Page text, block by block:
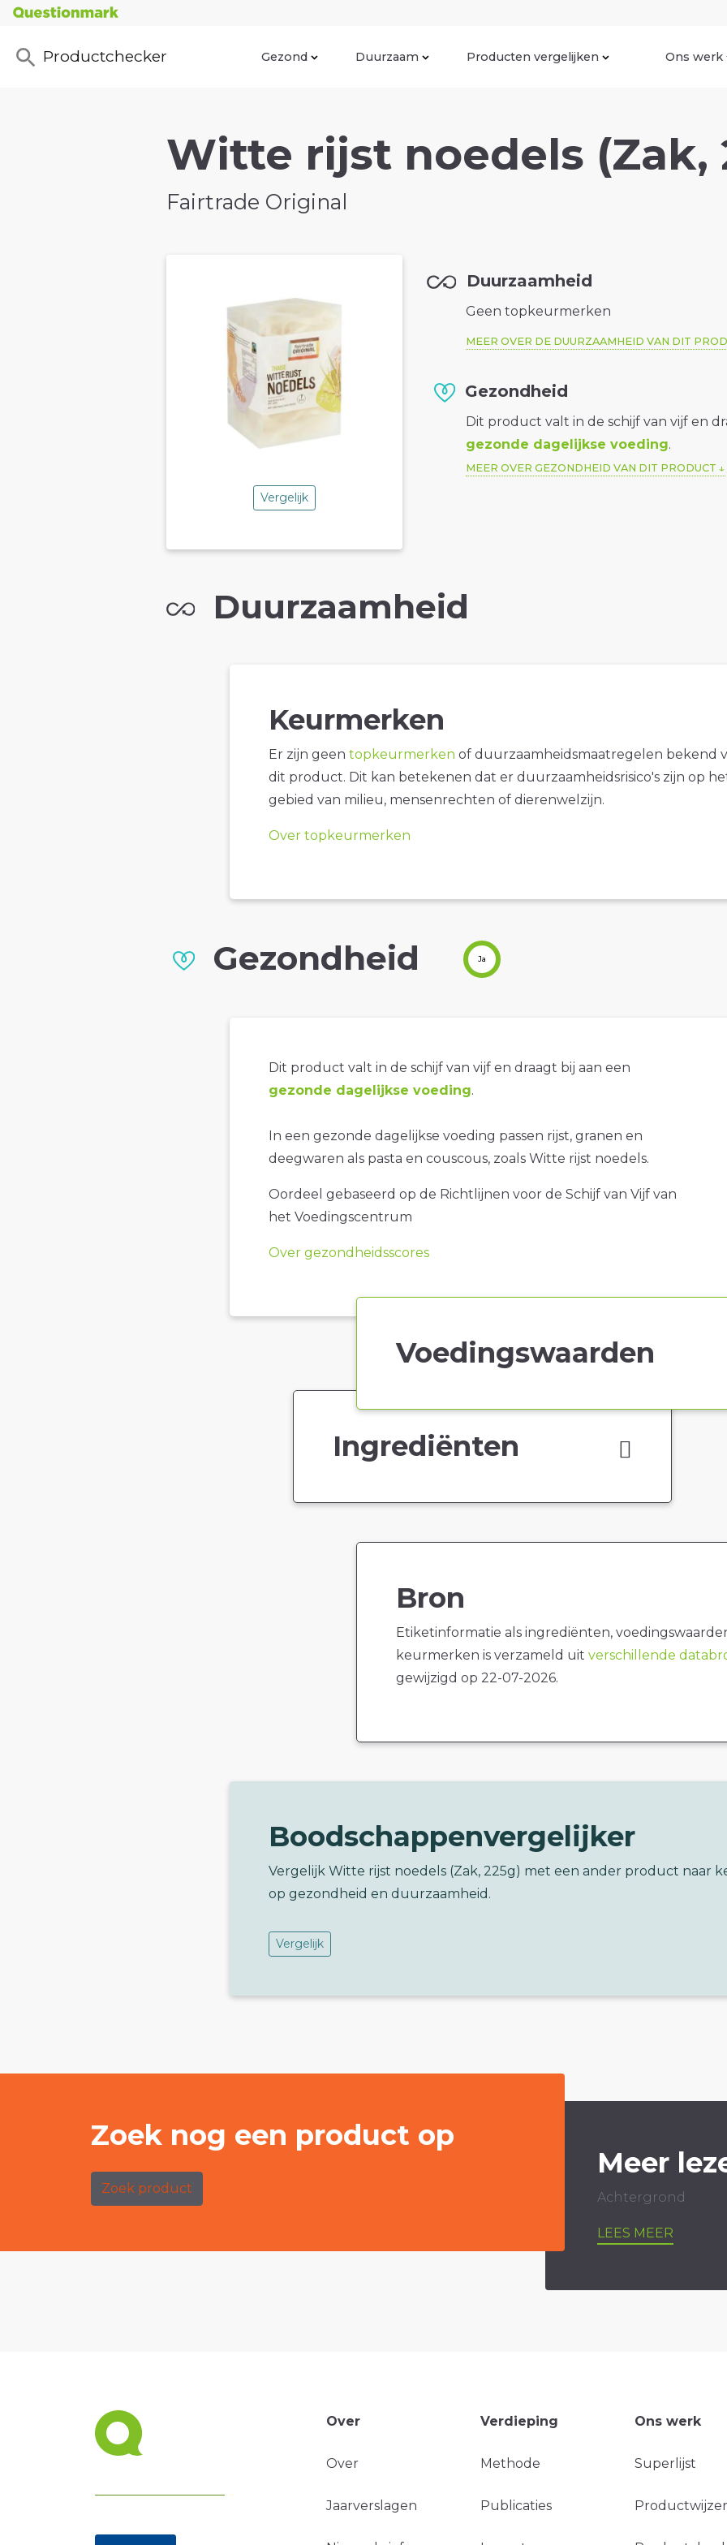
Productchecker Gezond Duurzaam Producten vergelijken Ons werk
Witte rijst noedels (Zak,
Fairtrade Original
Vergelijk
Duurzaamheid
Geen topkeurmerken
MEER OVER DE DUURZAAMHEID VAN DIT
Gezondheid
Dit product valt in de schijf van vijf en
gezonde dagelijkse voeding.
MEER OVER GEZONDHEID VAN DIT PRODUCT
Duurzaamheid
Keurmerken
Er zijn geen topkeurmerken of duurzaamheidsmaatregelen bekend
dit product. Dit kan betekenen dat er duurzaamheidsrisico's zijn op
gebied van milieu, mensenrechten of dierenwelzijn.
Over topkeurmerken
Gezondheid Ja
Dit product valt in de schijf van vijf en draagt bij aan een
gezonde dagelijkse voeding.
In een gezonde dagelijkse voeding passen rijst, granen en
deegwaren als pasta en couscous, zoals Witte rijst noedels.
Oordeel gebaseerd op de Richtlijnen voor de Schijf van Vijf van
het Voedingscentrum
Over gezondheidsscores
Voedingswaarden
Ingrediënten
Bron
Etiketinformatie als ingrediënten,
keurmerken is verzameld uit verschillende
gewijzigd op 22-07-2026.
Boodschappenvergelijker
Vergelijk Witte rijst noedels (Zak, 225g) met een ander product naar
op gezondheid en duurzaamheid.
Vergelijk
Zoek nog een product op
Zoek product
Meer
Achtergrond
LEES MEER
Over
Over
Jaarverslagen
Verdieping
Methode
Publicaties
Ons werk
Superlijst